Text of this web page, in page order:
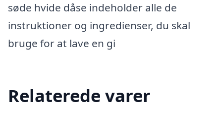
søde hvide dåse indeholder alle de
instruktioner og ingredienser, du skal
bruge for at lave en gi
Relaterede varer